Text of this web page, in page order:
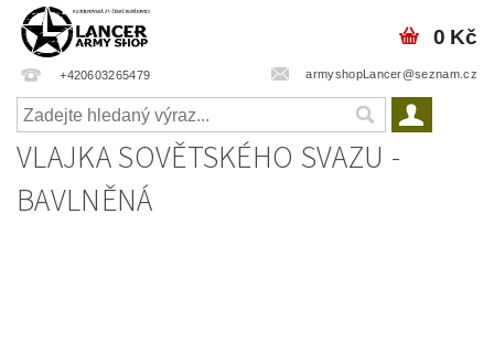
+420603265479 armyshopLancer@seznam.cz
0 Kč
VLAJKA SOVĚTSKÉHO SVAZU -
BAVLNĚNÁ